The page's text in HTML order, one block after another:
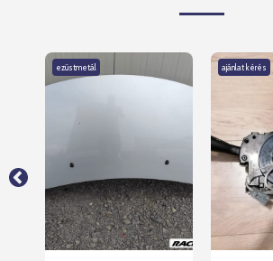
ezüstmetál ajánlat kérés